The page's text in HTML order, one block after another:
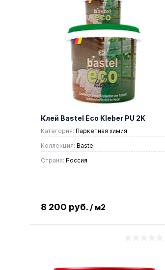
Клей Bastel Eco Kleber PU 2K
Категория: Паркетная химия
Коллекция: Bastel
Страна: Россия
8 200 руб. / м2